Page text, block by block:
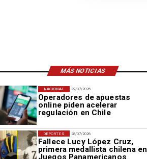
MÁS NOTICIAS
29/07/2026
Operadores de apuestas
online piden acelerar
regulación en Chile
NACIONAL
28/07/2026
Fallece Lucy López Cruz,
primera medallista chilena en
Juegos Panamericanos
DEPORTES